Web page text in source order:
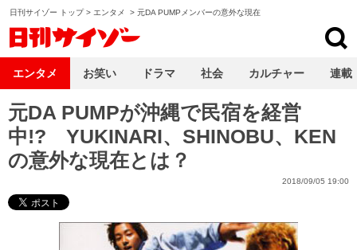
日刊サイゾー トップ> エンタメ > 元DA PUMPメンバーの意外な現在
元DA PUMPが沖縄で民宿を経営
中!? YUKINARI、SHINOBU、KEN
の意外な現在とは？
2018/09/05 19:00
エンタメ お笑い ドラマ 社会 カルチャー 連載